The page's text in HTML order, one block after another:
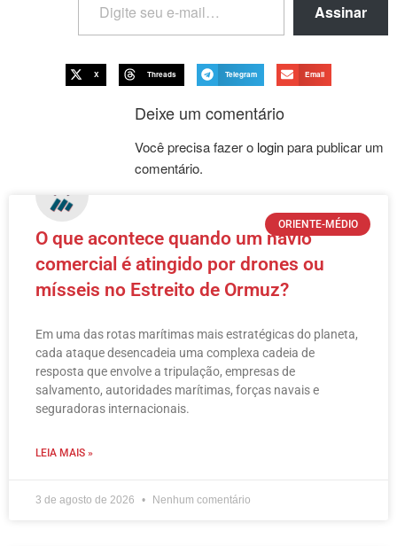
Assinar
X Threads Telegram Email
Deixe um comentário
Você precisa fazer o loginpara publicar um
comentário.
ORIENTE-MÉDIO
O que acontece quando um navio
comercial é atingido por drones ou
mísseis no Estreito de Ormuz?
Em uma das rotas marítimas mais estratégicas do planeta,
cada ataque desencadeia uma complexa cadeia de
resposta que envolve a tripulação, empresas de
salvamento, autoridades marítimas, forças navais e
seguradoras internacionais.
LEIA MAIS »
3 de agosto de 2026 Nenhum comentário